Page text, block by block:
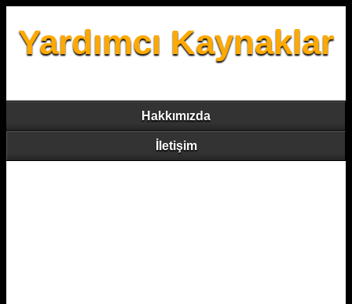
Yardımcı Kaynaklar
Hakkımızda
İletişim